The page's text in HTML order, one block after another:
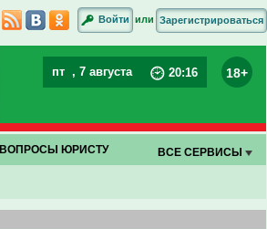
Войти или Зарегистрироваться
пт , 7 августа 20:16 18+
ВОПРОСЫ ЮРИСТУ ВСЕ СЕРВИСЫ